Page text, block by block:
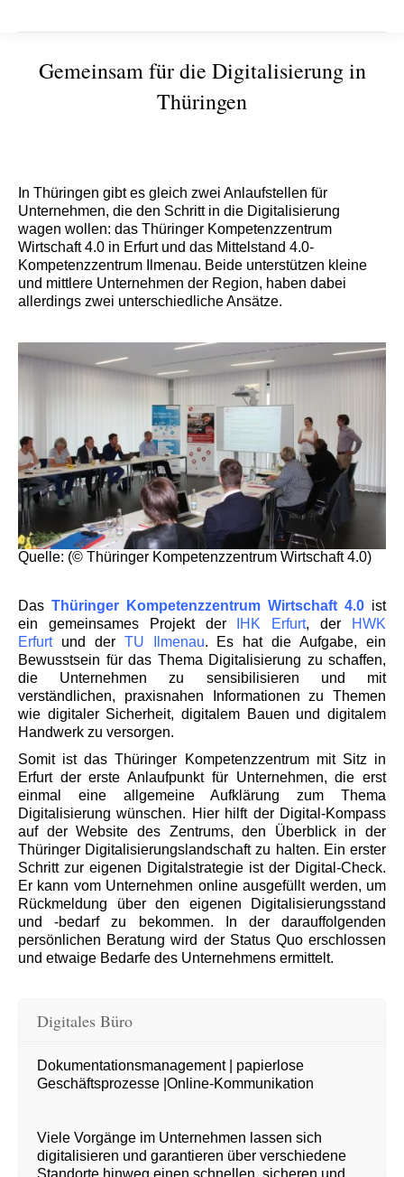
Gemeinsam für die Digitalisierung in
Thüringen
In Thüringen gibt es gleich zwei Anlaufstellen für
Unternehmen, die den Schritt in die Digitalisierung
wagen wollen: das Thüringer Kompetenzzentrum
Wirtschaft 4.0 in Erfurt und das Mittelstand 4.0-
Kompetenzzentrum Ilmenau. Beide unterstützen kleine
und mittlere Unternehmen der Region, haben dabei
allerdings zwei unterschiedliche Ansätze.
Quelle: (© Thüringer Kompetenzzentrum Wirtschaft 4.0)
Das Thüringer Kompetenzzentrum Wirtschaft 4.0 ist
ein gemeinsames Projekt der
IHK Erfurt, der
HWK
Erfurt
und der TU Ilmenau. Es hat die Aufgabe, ein
Bewusstsein für das Thema Digitalisierung zu schaffen,
die Unternehmen zu sensibilisieren und mit
verständlichen, praxisnahen Informationen zu Themen
wie digitaler Sicherheit, digitalem Bauen und digitalem
Handwerk zu versorgen.
Somit ist das Thüringer Kompetenzzentrum mit Sitz in
Erfurt der erste Anlaufpunkt für Unternehmen, die erst
einmal eine allgemeine Aufklärung zum Thema
Digitalisierung wünschen. Hier hilft der Digital-Kompass
auf der Website des Zentrums, den Überblick in der
Thüringer Digitalisierungslandschaft zu halten. Ein erster
Schritt zur eigenen Digitalstrategie ist der Digital-Check.
Er kann vom Unternehmen online ausgefüllt werden, um
Rückmeldung über den eigenen Digitalisierungsstand
und -bedarf zu bekommen. In der darauffolgenden
persönlichen Beratung wird der Status Quo erschlossen
und etwaige Bedarfe des Unternehmens ermittelt.
Digitales Büro
Dokumentationsmanagement | papierlose
Geschäftsprozesse |Online-Kommunikation
Viele Vorgänge im Unternehmen lassen sich
digitalisieren und garantieren über verschiedene